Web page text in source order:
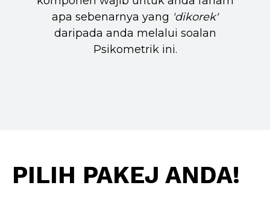
apa sebenarnya yang 'dikorek'
daripada anda melalui soalan
Psikometrik ini.
PILIH PAKEJ ANDA!